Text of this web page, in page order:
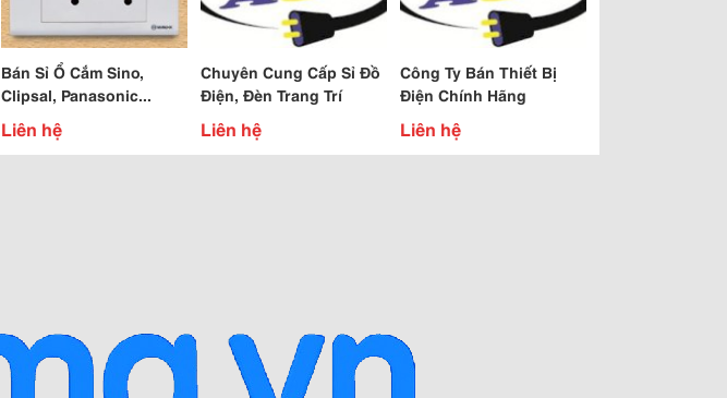
Bán Sỉ Ổ Cắm Sino,
Clipsal, Panasonic...
Liên hệ
Chuyên Cung Cấp Sỉ Đồ
Điện, Đèn Trang Trí
Liên hệ
Công Ty Bán Thiết Bị
Điện Chính Hãng
Liên hệ